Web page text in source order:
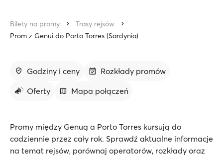
Bilety na promy
Trasy rejsów
Prom z Genui do Porto Torres (Sardynia)
Godziny i ceny
Rozkłady promów
Oferty
Mapa połączeń
Promy między Genuą a Porto Torres kursują do
codziennie przez cały rok. Sprawdź aktualne informacje
na temat rejsów, porównaj operatorów, rozkłady oraz